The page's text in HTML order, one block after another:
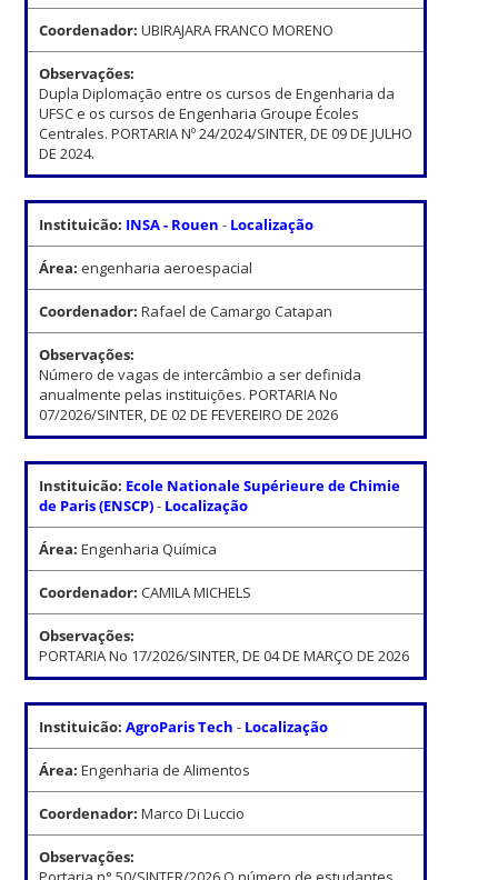
Coordenador:UBIRAJARA FRANCO MORENO
Observações:
Dupla Diplomação entre os cursos de Engenharia da
UFSC e os cursos de Engenharia Groupe Écoles
Centrales. PORTARIA Nº 24/2024/SINTER, DE 09 DE JULHO
DE 2024.
Instituicão: INSA - Rouen - Localização
Área:engenharia aeroespacial
Coordenador:Rafael de Camargo Catapan
Observações:
Número de vagas de intercâmbio a ser definida
anualmente pelas instituições. PORTARIA No
07/2026/SINTER, DE 02 DE FEVEREIRO DE 2026
Instituicão: Ecole Nationale Supérieure de Chimie
de Paris (ENSCP)- Localização
Área:Engenharia Química
Coordenador:CAMILA MICHELS
Observações:
PORTARIA No 17/2026/SINTER, DE 04 DE MARÇO DE 2026
Instituicão:AgroParis Tech - Localização
Área:Engenharia de Alimentos
Coordenador:Marco Di Luccio
Observações: